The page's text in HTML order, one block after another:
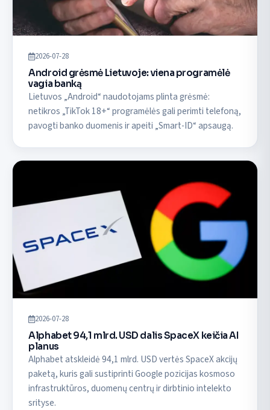
2026-07-28
Android grėsmė Lietuvoje: viena programėlė
vagia banką
Lietuvos „Android“ naudotojams plinta grėsmė:
netikros „TikTok 18+“ programėlės gali perimti telefoną,
pavogti banko duomenis ir apeiti „Smart-ID“ apsaugą.
2026-07-28
Alphabet 94,1 mlrd. USD dalis SpaceX keičia AI
planus
Alphabet atskleidė 94,1 mlrd. USD vertės SpaceX akcijų
paketą, kuris gali sustiprinti Google pozicijas kosmoso
infrastruktūros, duomenų centrų ir dirbtinio intelekto
srityse.